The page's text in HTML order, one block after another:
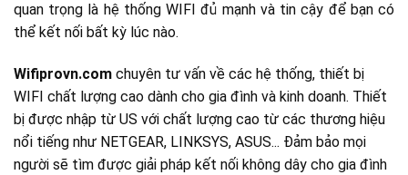
quan trọng là hệ thống WIFI đủ mạnh và tin cậy để bạn có
thể kết nối bất kỳ lúc nào.
Wifiprovn.com chuyên tư vấn về các hệ thống, thiết bị
WIFI chất lượng cao dành cho gia đình và kinh doanh. Thiết
bị được nhập từ US với chất lượng cao từ các thương hiệu
nổi tiếng như NETGEAR, LINKSYS, ASUS... Đảm bảo mọi
người sẽ tìm được giải pháp kết nối không dây cho gia đình